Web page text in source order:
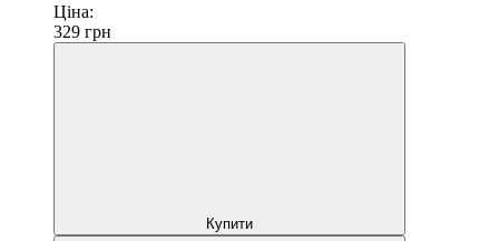
Ціна:
329 грн
Купити